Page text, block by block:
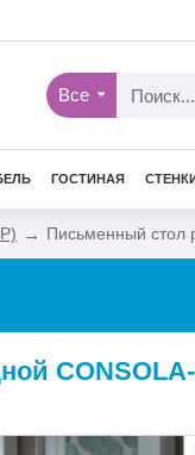
Все
ГОСТИНАЯ
Письменный стол